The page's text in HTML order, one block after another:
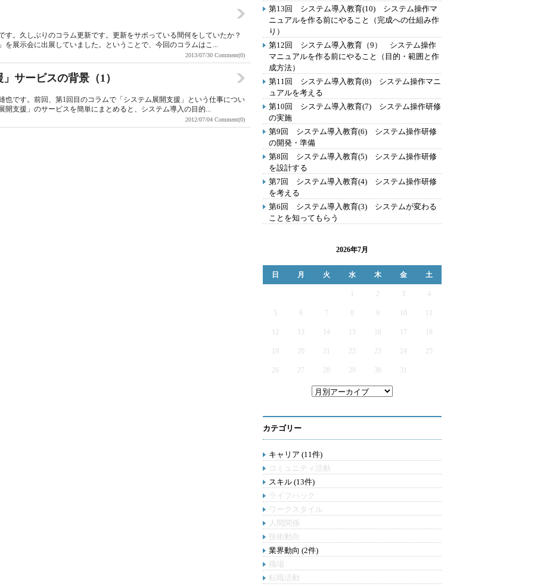
す。久しぶりのコラム更新です。更新をサボっている間何をしていたか？
を展示会に出展していました。ということで、今回のコラムはこ...
2013/07/30 Comment(0)
サービスの背景（1）
也です。前回、第1回目のコラムで「システム展開支援」という仕事につい
開支援」のサービスを簡単にまとめると、システム導入の目的...
2012/07/04 Comment(0)
第13回 システム導入教育(10) システム操作マ
ニュアルを作る前にやること（完成への仕組み作
り）
第12回 システム導入教育（9） システム操作
マニュアルを作る前にやること（目的・範囲と作
成方法）
第11回 システム導入教育(8) システム操作マニ
ュアルを考える
第10回 システム導入教育(7) システム操作研修
の実施
第9回 システム導入教育(6) システム操作研修
の開発・準備
第8回 システム導入教育(5) システム操作研修
を設計する
第7回 システム導入教育(4) システム操作研修
を考える
第6回 システム導入教育(3) システムが変わる
ことを知ってもらう
2026年7月
日 月 火 水 木 金 土
2 3 4
5 6 7 9
12 13 14 15 16 17
19 20 21 22 23 24 25
26 27 28 29 30 31
カテゴリー
キャリア (11件)
コミュニティ活動
スキル (13件)
ライフハック
ワークスタイル
人間関係
技術動向
業界動向 (2件)
職場
転職活動